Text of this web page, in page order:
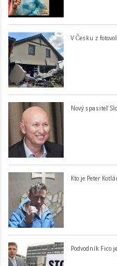
V Česku z
Nový spasiteľ
Kto je Peter
Podvodník Fico